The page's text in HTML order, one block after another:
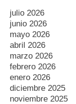
julio 2026
junio 2026
mayo 2026
abril 2026
marzo 2026
febrero 2026
enero 2026
diciembre 2025
noviembre 2025